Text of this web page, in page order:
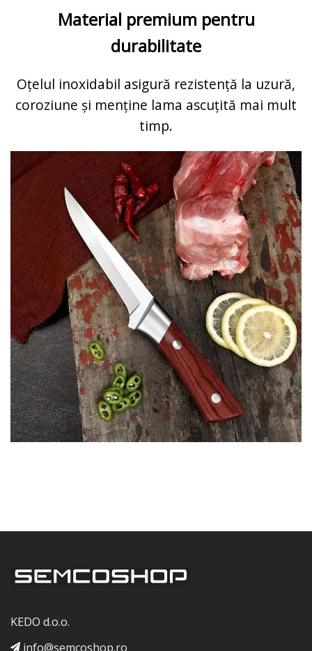
Material premium pentru
durabilitate
Oțelul inoxidabil asigură rezistență la uzură,
coroziune și menține lama ascuțită mai mult
timp.
KEDO d.o.o.
info@semcoshop.ro